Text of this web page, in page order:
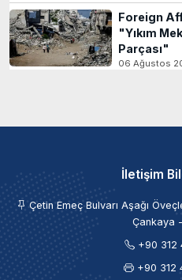
Foreign
"Yıkım
Parçası"
06 Ağustos
İletişim
Çetin Emeç Bulvarı Aşağı
Çankaya
+90 312
+90 312